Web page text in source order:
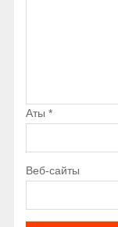
Аты *
Веб-сайты